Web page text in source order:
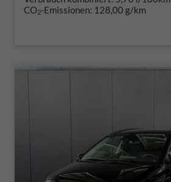
CO2-Emissionen: 128,00 g/km